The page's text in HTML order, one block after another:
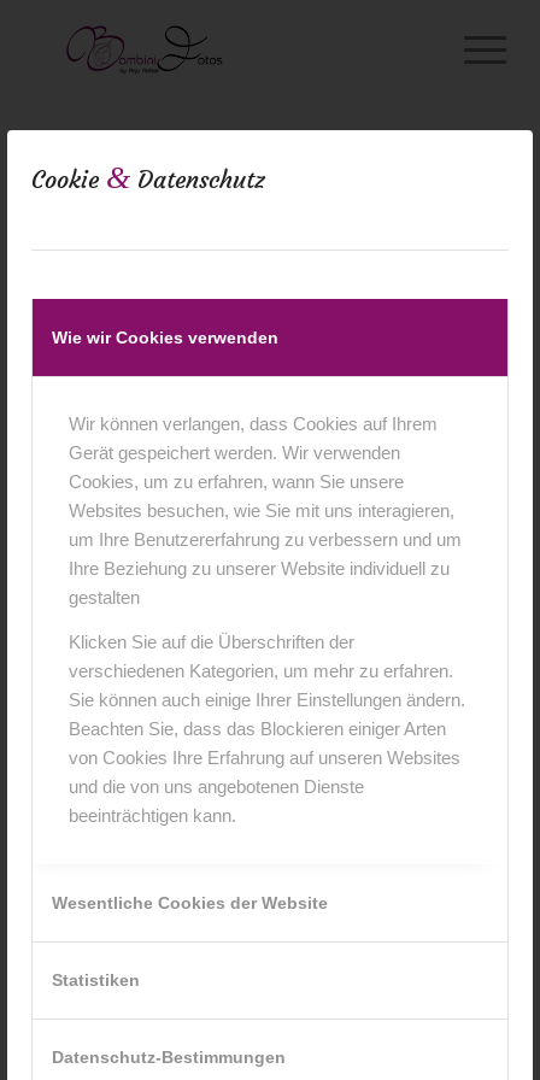
Cookie & Datenschutz
Wie wir Cookies verwenden
Wir können verlangen, dass Cookies auf Ihrem
Gerät gespeichert werden. Wir verwenden
Cookies, um zu erfahren, wann Sie unsere
Websites besuchen, wie Sie mit uns interagieren,
um Ihre Benutzererfahrung zu verbessern und um
Ihre Beziehung zu unserer Website individuell zu
gestalten
Klicken Sie auf die Überschriften der
verschiedenen Kategorien, um mehr zu erfahren.
Sie können auch einige Ihrer Einstellungen ändern.
Beachten Sie, dass das Blockieren einiger Arten
von Cookies Ihre Erfahrung auf unseren Websites
und die von uns angebotenen Dienste
beeinträchtigen kann.
Wesentliche Cookies der Website
Statistiken
Datenschutz-Bestimmungen
0
Hinterlasse einen Kommentar
An der Diskussion beteiligen?
Hinterlasse uns deinen Kommentar!
E-Mail-Adresse
Website
dargelegt sind!